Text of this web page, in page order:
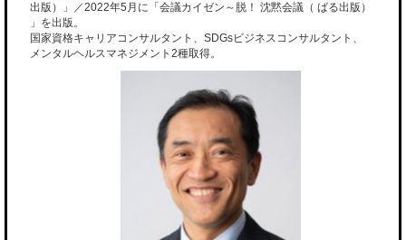
出版）」／2022年5月に「会議カイゼン～脱！ 沈黙会議（ ばる出版）
」を出版。
国家資格キャリアコンサルタント、SDGsビジネスコンサルタント、
メンタルヘルスマネジメント2種取得。